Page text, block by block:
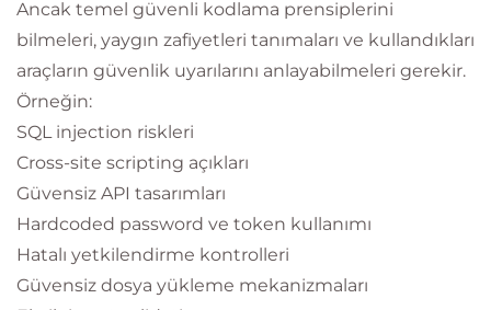
Ancak temel güvenli kodlama prensiplerini
bilmeleri, yaygın zafiyetleri tanımaları ve kullandıkları
araçların güvenlik uyarılarını anlayabilmeleri gerekir.
Örneğin:
SQL injection riskleri
Cross-site scripting açıkları
Güvensiz API tasarımları
Hardcoded password ve token kullanımı
Hatalı yetkilendirme kontrolleri
Güvensiz dosya yükleme mekanizmaları